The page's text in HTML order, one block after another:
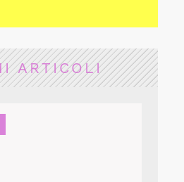
ARTICOLI